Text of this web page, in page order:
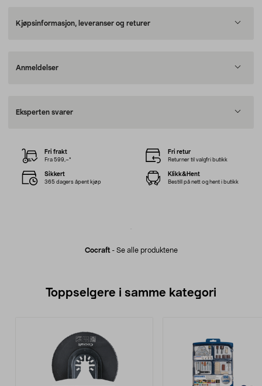
Kjøpsinformasjon, leveranser og returer
Anmeldelser
Eksperten svarer
Cocraft- Se alle produktene
Fri frakt
Fra 599,–*
Fri retur
Returner til valgfri butikk
Sikkert
365 dagers åpent kjøp
Klikk&Hent
Bestill på nett og hent i butikk
Toppselgere i samme kategori